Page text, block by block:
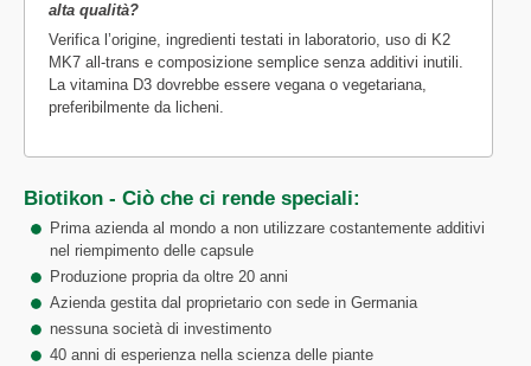
alta qualità?
Verifica l’origine, ingredienti testati in laboratorio, uso di K2
MK7 all-trans e composizione semplice senza additivi inutili.
La vitamina D3 dovrebbe essere vegana o vegetariana,
preferibilmente da licheni.
Biotikon - Ciò che ci rende speciali:
Prima azienda al mondo a non utilizzare costantemente additivi
nel riempimento delle capsule
Produzione propria da oltre 20 anni
Azienda gestita dal proprietario con sede in Germania
nessuna società di investimento
40 anni di esperienza nella scienza delle piante